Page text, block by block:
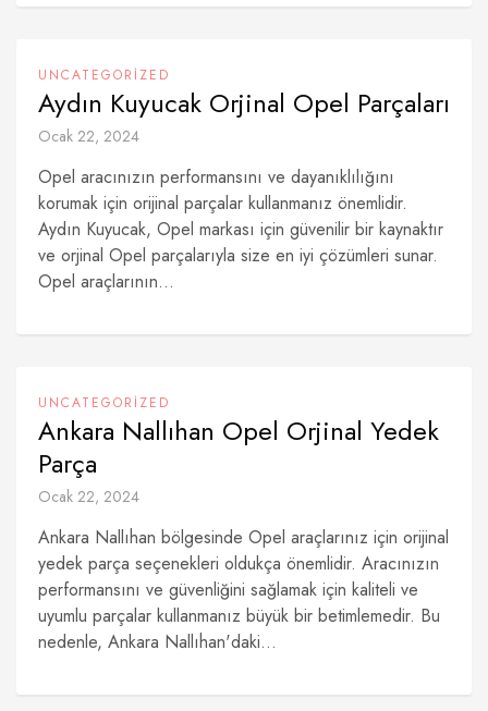
UNCATEGORIZED
Aydın Kuyucak Orjinal Opel Parçaları
Ocak 22, 2024
Opel aracınızın performansını ve dayanıklılığını
korumak için orijinal parçalar kullanmanız önemlidir.
Aydın Kuyucak, Opel markası için güvenilir bir kaynaktır
ve orjinal Opel parçalarıyla size en iyi çözümleri sunar.
Opel araçlarının...
UNCATEGORIZED
Ankara Nallıhan Opel Orjinal Yedek
Parça
Ocak 22, 2024
Ankara Nallıhan bölgesinde Opel araçlarınız için orijinal
yedek parça seçenekleri oldukça önemlidir. Aracınızın
performansını ve güvenliğini sağlamak için kaliteli ve
uyumlu parçalar kullanmanız büyük bir betimlemedir. Bu
nedenle, Ankara Nallıhan'daki...